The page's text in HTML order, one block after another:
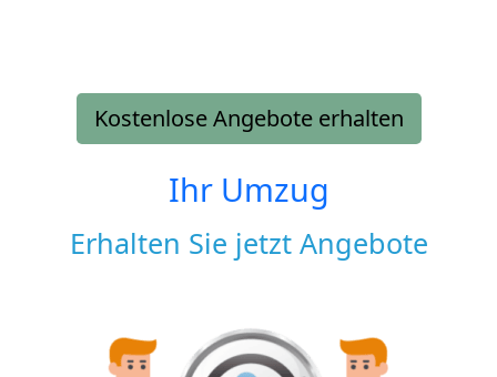
Kostenlose Angebote erhalten
Ihr Umzug
Erhalten Sie jetzt Angebote